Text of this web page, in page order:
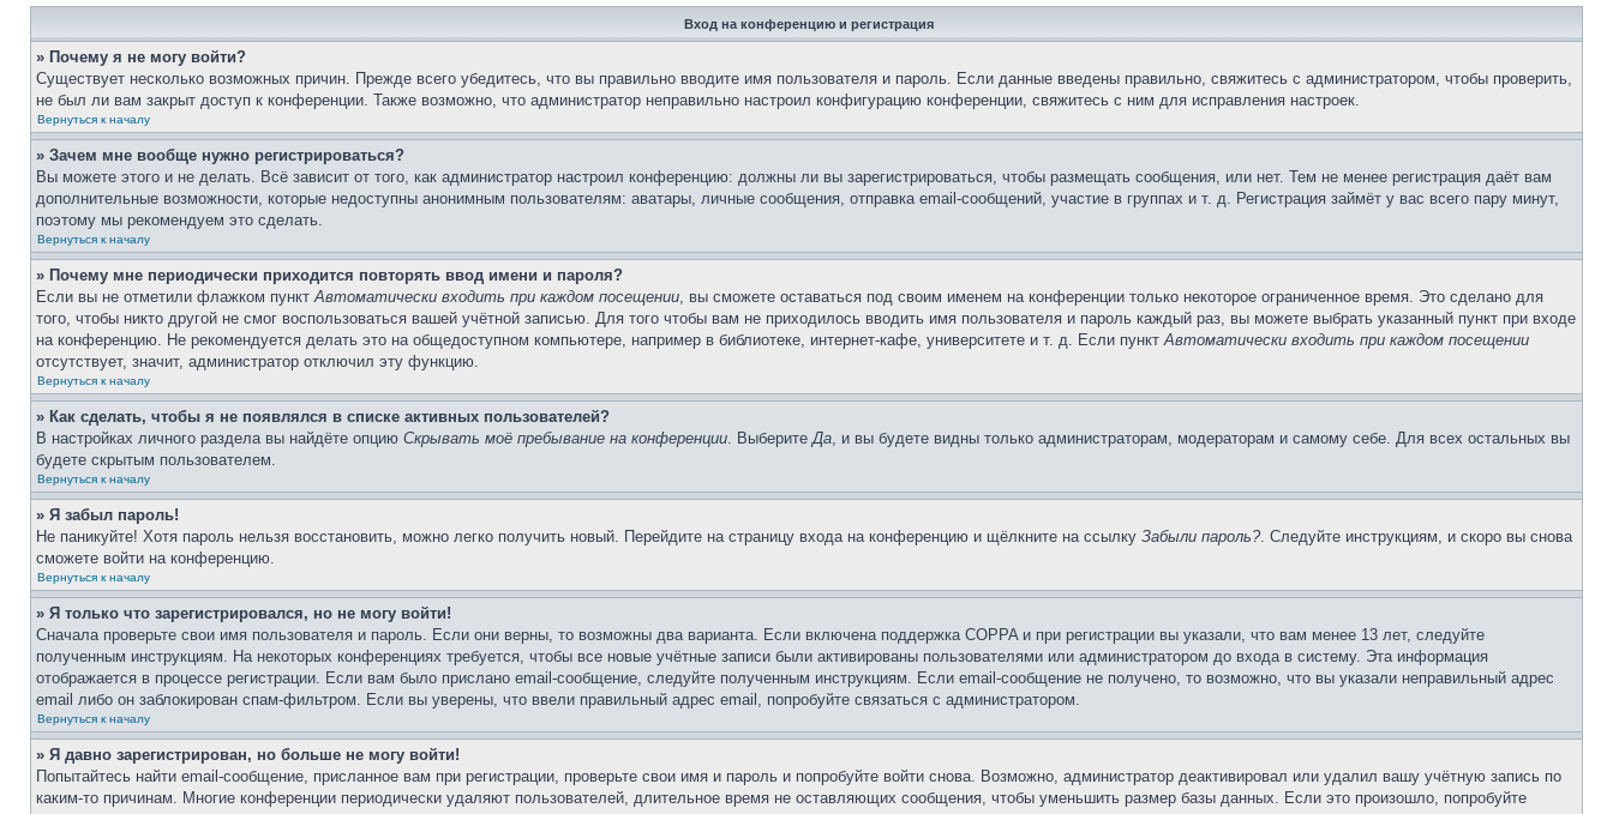
Вход на конференцию и регистрация
» Почему я не могу войти?
Существует несколько возможных причин. Прежде всего убедитесь, что вы правильно вводите имя пользователя и пароль. Если данные введены правильно, свяжитесь с администратором, чтобы проверить,
не был ли вам закрыт доступ к конференции. Также возможно, что администратор неправильно настроил конфигурацию конференции, свяжитесь с ним для исправления настроек.
Вернуться к началу
» Зачем мне вообще нужно регистрироваться?
Вы можете этого и не делать. Всё зависит от того, как администратор настроил конференцию: должны ли вы зарегистрироваться, чтобы размещать сообщения, или нет. Тем не менее регистрация даёт вам
дополнительные возможности, которые недоступны анонимным пользователям: аватары, личные сообщения, отправка email-сообщений, участие в группах и т. д. Регистрация займёт у вас всего пару минут,
поэтому мы рекомендуем это сделать.
Вернуться к началу
» Почему мне периодически приходится повторять ввод имени и пароля?
Если вы не отметили флажком пунктАвтоматически входить при каждом посещении, вы сможете оставаться под своим именем на конференции только некоторое ограниченное время. Это сделано для
того, чтобы никто другой не смог воспользоваться вашей учётной записью. Для того чтобы вам не приходилось вводить имя пользователя и пароль каждый раз, вы можете выбрать указанный пункт при входе
на конференцию. Не рекомендуется делать это на общедоступном компьютере, например в библиотеке, интернет-кафе, университете и т. д. Если пунктАвтоматически входить при каждом посещении
отсутствует, значит, администратор отключил эту функцию.
Вернуться к началу
» Как сделать, чтобы я не появлялся в списке активных пользователей?
В настройках личного раздела вы найдёте опцию Скрывать моё пребывание на конференции. ВыберитеДа, и вы будете видны только администраторам, модераторам и самому себе. Для всех остальных вы
будете скрытым пользователем.
Вернуться к началу
» Я забыл пароль!
Не паникуйте! Хотя пароль нельзя восстановить, можно легко получить новый. Перейдите на страницу входа на конференцию и щёлкните на ссылку Забыли пароль?. Следуйте инструкциям, и скоро вы снова
сможете войти на конференцию.
Вернуться к началу
» Я только что зарегистрировался, но не могу войти!
Сначала проверьте свои имя пользователя и пароль. Если они верны, то возможны два варианта. Если включена поддержка COPPA и при регистрации вы указали, что вам менее 13 лет, следуйте
полученным инструкциям. На некоторых конференциях требуется, чтобы все новые учётные записи были активированы пользователями или администратором до входа в систему. Эта информация
отображается в процессе регистрации. Если вам было прислано email-сообщение, следуйте полученным инструкциям. Если email-сообщение не получено, то возможно, что вы указали неправильный адрес
email либо он заблокирован спам-фильтром. Если вы уверены, что ввели правильный адрес email, попробуйте связаться с администратором.
Вернуться к началу
» Я давно зарегистрирован, но больше не могу войти!
Попытайтесь найти email-сообщение, присланное вам при регистрации, проверьте свои имя и пароль и попробуйте войти снова. Возможно, администратор деактивировал или удалил вашу учётную запись по
каким-то причинам. Многие конференции периодически удаляют пользователей, длительное время не оставляющих сообщения, чтобы уменьшить размер базы данных. Если это произошло, попробуйте